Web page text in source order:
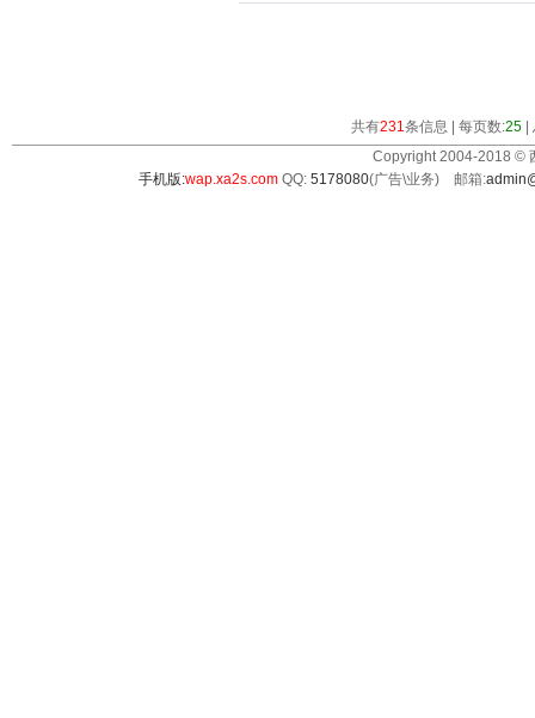
共有231条信息 | 每页数:25
Copyright 2004-2018 ©
手机版:wap.xa2s.comQQ:5178080(广告\业务) 邮箱: